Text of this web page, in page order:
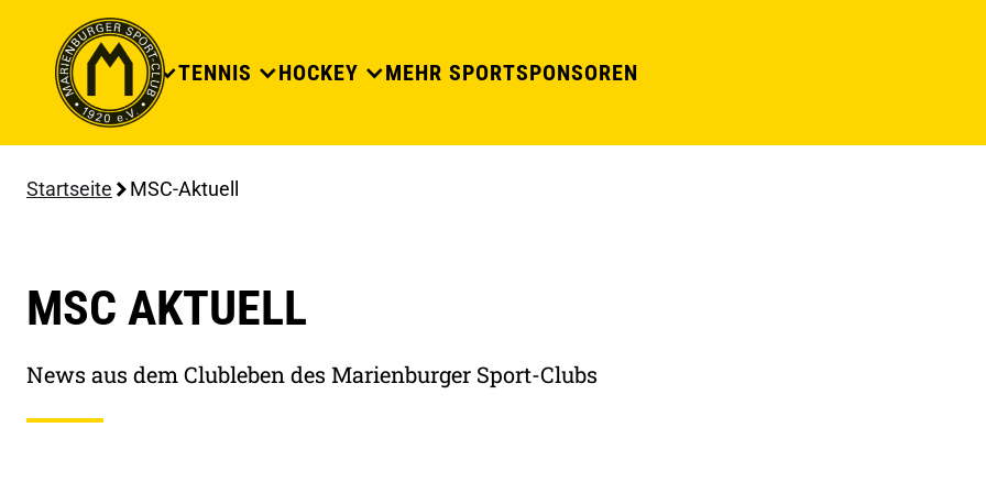
DER CLUB TENNIS HOCKEY MEHR SPORTSPONSOREN
Startseite MSC-Aktuell
MSC AKTUELL
News aus dem Clubleben des Marienburger Sport-Clubs